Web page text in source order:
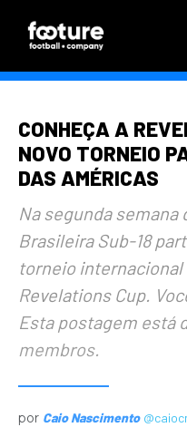
CONHEÇA A
NOVO TORNEIO
DAS AMÉRICAS
Na segunda semana
Brasileira Sub-18
torneio
Revelations Cup.
Esta postagem está
membros.
por Caio Nascimento